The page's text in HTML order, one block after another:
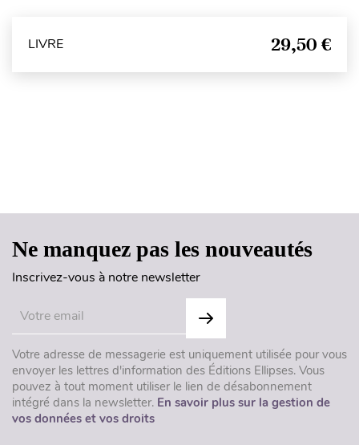
LIVRE 29,50 €
Ne manquez pas les nouveautés
Inscrivez-vous à notre newsletter
Votre adresse de messagerie est uniquement utilisée pour vous
envoyer les lettres d'information des Éditions Ellipses. Vous
pouvez à tout moment utiliser le lien de désabonnement
intégré dans la newsletter. En savoir plus sur la gestion de
vos données et vos droits